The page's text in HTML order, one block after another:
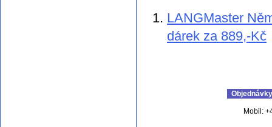
LANGMaster
dárek za 889,-Kč
Mobil: